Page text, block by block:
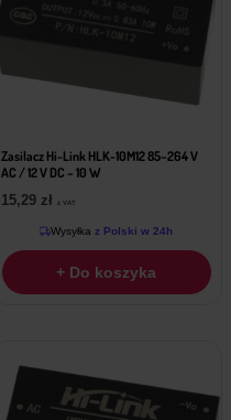
Zasilacz Hi-Link HLK-10M12 85–264 V
AC / 12 V DC – 10 W
15,29 zł z VAT
Wysyłka z Polski w 24h
+ Do koszyka